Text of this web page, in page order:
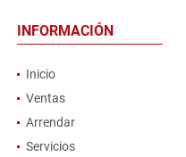
INFORMACIÓN
Inicio
Ventas
Arrendar
Servicios